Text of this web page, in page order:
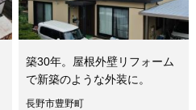
築30年。屋根外壁リフォーム
で新築のような外装に。
長野市豊野町